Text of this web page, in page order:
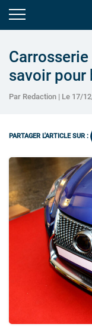
savoir pour
Par Redaction | Le 17/
PARTAGER L'ARTICLE SUR :